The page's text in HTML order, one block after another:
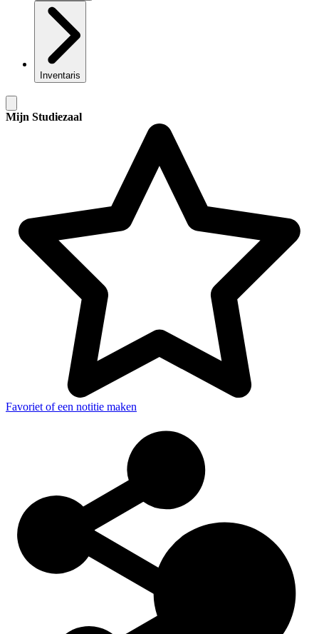
Inventaris
Mijn Studiezaal
Favoriet of een notitie maken